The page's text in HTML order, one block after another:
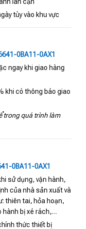
lân cận
tùy vào khu vực
0BA11-0AX1
ngay khi giao hàng
khi có thông báo giao
trong quá trình làm
0BA11-0AX1
sử dụng, vận hành,
của nhà sản xuất và
thiên tai, hỏa hoạn,
hành bị xé rách,…
thức thiết bị